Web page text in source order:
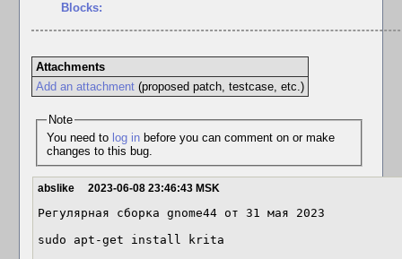
Blocks:
Attachments
Add an attachment(proposed patch, testcase, etc.)
Note
You need to log inbefore you can comment on or make
changes to this bug.
abslike 2023-06-08 23:46:43 MSK
Регулярная сборка gnome44 от 31 мая 2023
sudo apt-get install krita